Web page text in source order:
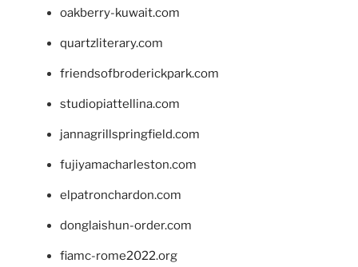
oakberry-kuwait.com
quartzliterary.com
friendsofbroderickpark.com
studiopiattellina.com
jannagrillspringfield.com
fujiyamacharleston.com
elpatronchardon.com
donglaishun-order.com
fiamc-rome2022.org